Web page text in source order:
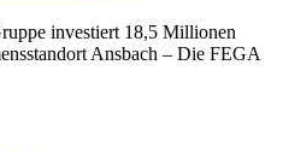
investiert 18,5 Millionen
Ansbach – Die FEGA